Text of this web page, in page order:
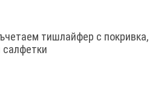
тишлайфер с покривка,
салфетки